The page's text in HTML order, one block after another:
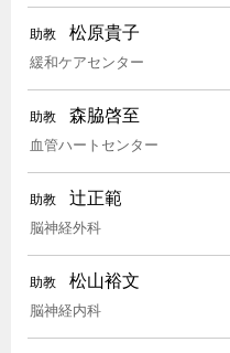
助教 松原貴子
緩和ケアセンター
助教 森脇啓至
血管ハートセンター
助教 辻正範
脳神経外科
助教 松山裕文
脳神経内科